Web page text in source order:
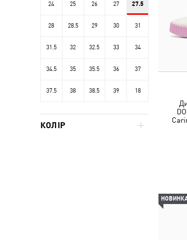
24 25 26 27 27.5
28 28.5 29 30 31
31.5 32 32.5 33 34
34.5 35 35.5 36 37
37.5 38 38.5 39 18
КОЛІР